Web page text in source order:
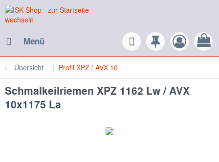
Menü
Übersicht Profil XPZ / AVX 10
Schmalkeilriemen XPZ 1162 Lw / AVX
10x1175 La